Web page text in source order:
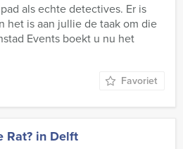
als echte detectives. Er is
het is aan jullie de taak om die
Events boekt u nu het
Favoriet
Rat? in Delft